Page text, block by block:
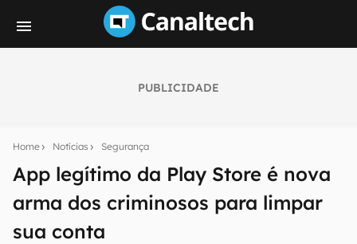
PUBLICIDADE
Home Notícias Segurança
App legítimo da Play Store é nova
arma dos criminosos para limpar
sua conta
notícias e reviews sobre tecnologia em primeira
mão.
E-mail